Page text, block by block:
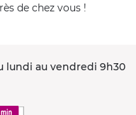
de chez vous !
lundi au vendredi 9h30